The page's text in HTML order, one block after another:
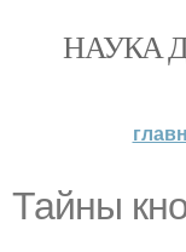
НАУКА
Тайны